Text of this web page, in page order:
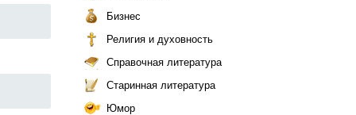
Бизнес
Религия и духовность
Справочная литература
Старинная литература
Юмор